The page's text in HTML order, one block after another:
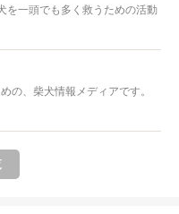
を一頭でも多く救うための活動
の、柴犬情報メディアです。